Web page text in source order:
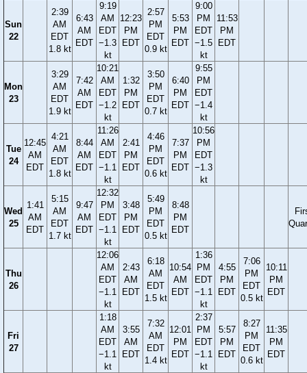
Sun
22
2:39
AM
EDT
1.8 kt
6:43
AM
EDT
9:19
AM
EDT
−1.3
kt
12:23
PM
EDT
2:57
PM
EDT
0.9 kt
5:53
PM
EDT
9:00
PM
EDT
−1.5
kt
11:53
PM
EDT
Mon
23
3:29
AM
EDT
1.9 kt
7:42
AM
EDT
10:21
AM
EDT
−1.2
kt
1:32
PM
EDT
3:50
PM
EDT
0.7 kt
6:40
PM
EDT
9:55
PM
EDT
−1.4
kt
Tue
24
12:45
AM
EDT
4:21
AM
EDT
1.8 kt
8:44
AM
EDT
11:26
AM
EDT
−1.1
kt
2:41
PM
EDT
4:46
PM
EDT
0.6 kt
7:37
PM
EDT
10:56
PM
EDT
−1.3
kt
Wed
25
1:41
AM
EDT
5:15
AM
EDT
1.7 kt
9:47
AM
EDT
12:32
PM
EDT
−1.1
kt
3:48
PM
EDT
5:49
PM
EDT
0.5 kt
8:48
PM
EDT
Thu
26
12:06
AM
EDT
−1.1
kt
2:43
AM
EDT
6:18
AM
EDT
1.5 kt
10:54
AM
EDT
1:36
PM
EDT
−1.1
kt
4:55
PM
EDT
7:06
PM
EDT
0.5 kt
10:11
PM
EDT
Fri
27
1:18
AM
EDT
−1.1
kt
3:55
AM
EDT
7:32
AM
EDT
1.4 kt
12:01
PM
EDT
2:37
PM
EDT
−1.1
kt
5:57
PM
EDT
8:27
PM
EDT
0.6 kt
11:35
PM
EDT